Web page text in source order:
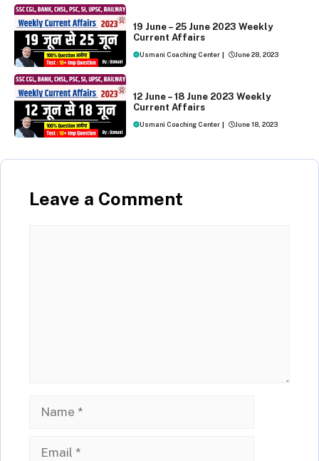
19 June – 25 June 2023 Weekly
Current Affairs
Usmani Coaching Center | June 28, 2023
12 June – 18 June 2023 Weekly
Current Affairs
Usmani Coaching Center | June 18, 2023
Leave a Comment